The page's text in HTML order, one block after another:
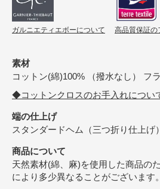
ガルニエティエボーについて 高品質保証の
素材
コットン(綿)100% （撥水なし） フ
◆コットンクロスのお手入れについ
端の仕上げ
スタンダードヘム（三つ折り仕上げ）
商品について
天然素材(綿、麻)を使用した商品の
により多少異なることがございます。